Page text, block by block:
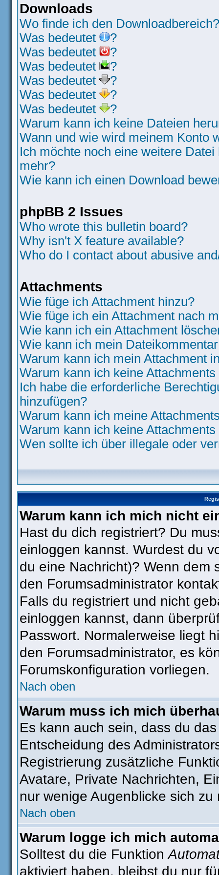
Downloads
Wo finde ich den Downloadbereich?
Was bedeutet
?
Was bedeutet
?
Was bedeutet
?
Was bedeutet
?
Was bedeutet
?
Was bedeutet
?
Warum kann ich keine Dateien
Wann und wie wird meinem Konto
Ich möchte noch eine weitere
mehr?
Wie kann ich einen Download
phpBB 2 Issues
Who wrote this bulletin board?
Why isn't X feature available?
Who do I contact about abusive
Attachments
Wie füge ich Attachment hinzu?
Wie füge ich ein Attachment nach
Wie kann ich ein Attachment
Wie kann ich mein
Warum kann ich mein Attachment
Warum kann ich keine
Ich habe die erforderliche
hinzufügen?
Warum kann ich meine
Warum kann ich keine
Wen sollte ich über illegale oder
Warum kann ich mich nicht
Hast du dich registriert? Du
einloggen kannst. Wurdest du
du eine Nachricht)? Wenn dem
den Forumsadministrator
Falls du registriert und nicht
einloggen kannst, dann
Passwort. Normalerweise liegt
den Forumsadministrator, es
Forumskonfiguration vorliegen.
Nach oben
Warum muss ich mich
Es kann auch sein, dass du
Entscheidung des
Registrierung zusätzliche
Avatare, Private Nachrichten,
nur wenige Augenblicke sich
Nach oben
Warum logge ich mich
Solltest du die Funktion
aktiviert haben, bleibst du nur